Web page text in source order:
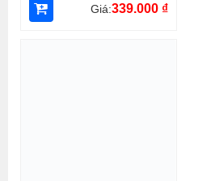
Giá:339.000 ₫